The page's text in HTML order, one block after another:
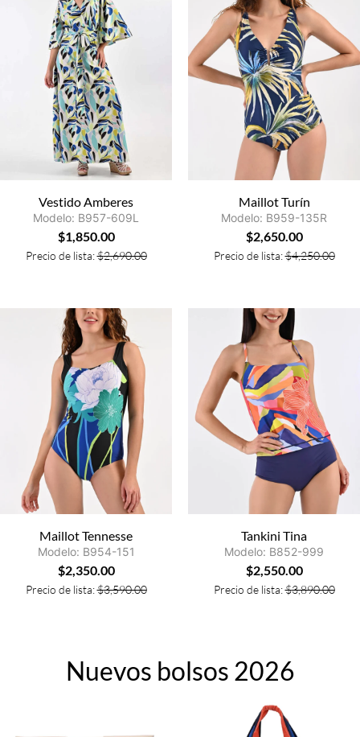
Vestido Amberes
Modelo: B957-609L
$1,850.00
Precio de lista:$2,690.00
Maillot Turín
Modelo: B959-135R
$2,650.00
Precio de lista:$4,250.00
Maillot Tennesse
Modelo: B954-151
$2,350.00
Precio de lista:$3,590.00
Tankini Tina
Modelo: B852-999
$2,550.00
Precio de lista:$3,890.00
Nuevos bolsos 2026